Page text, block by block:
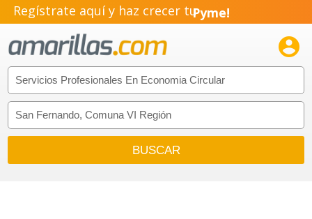
Regístrate aquí y haz crecer tuPyme!
Emprendimiento!
